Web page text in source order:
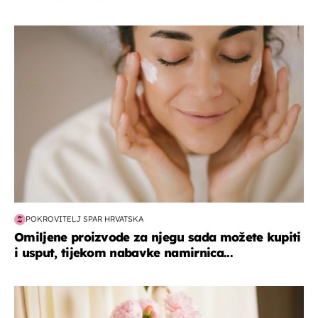
moda & ljepota
POKROVITELJ SPAR HRVATSKA
Omiljene proizvode za njegu sada možete kupiti
i usput, tijekom nabavke namirnica...
moda & ljepota